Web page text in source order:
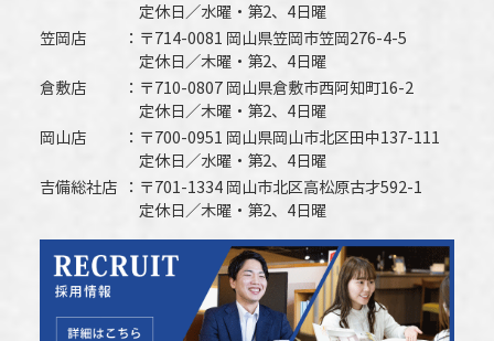
定休日／水曜・第2、4日曜
笠岡店
〒714-0081 岡山県笠岡市笠岡276-4-5
定休日／木曜・第2、4日曜
倉敷店
〒710-0807 岡山県倉敷市西阿知町16-2
定休日／木曜・第2、4日曜
岡山店
〒700-0951 岡山県岡山市北区田中137-111
定休日／水曜・第2、4日曜
吉備総社店
〒701-1334 岡山市北区高松原古才592-1
定休日／木曜・第2、4日曜